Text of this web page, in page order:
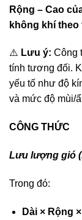
Rộng – Cao
không khí
⚠️ Lưu ý: Công
tính tương đối.
yếu tố như độ
và mức độ mùi/
CÔNG THỨC
Lưu lượng gió
Trong đó:
Dài × Rộng